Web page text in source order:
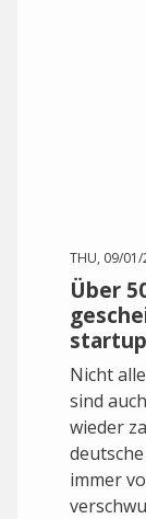
THU, 09/
Über
Nicht
sind
wieder
immer